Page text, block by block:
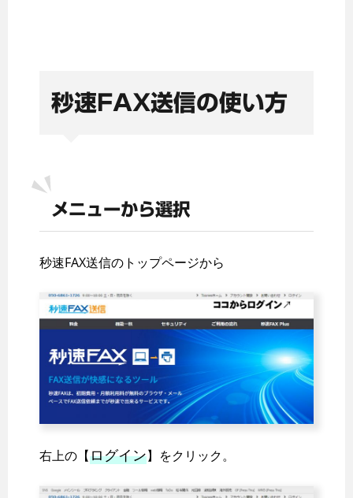
秒速FAX送信の使い方
メニューから選択
秒速FAX送信のトップページから
右上の【ログイン】をクリック。